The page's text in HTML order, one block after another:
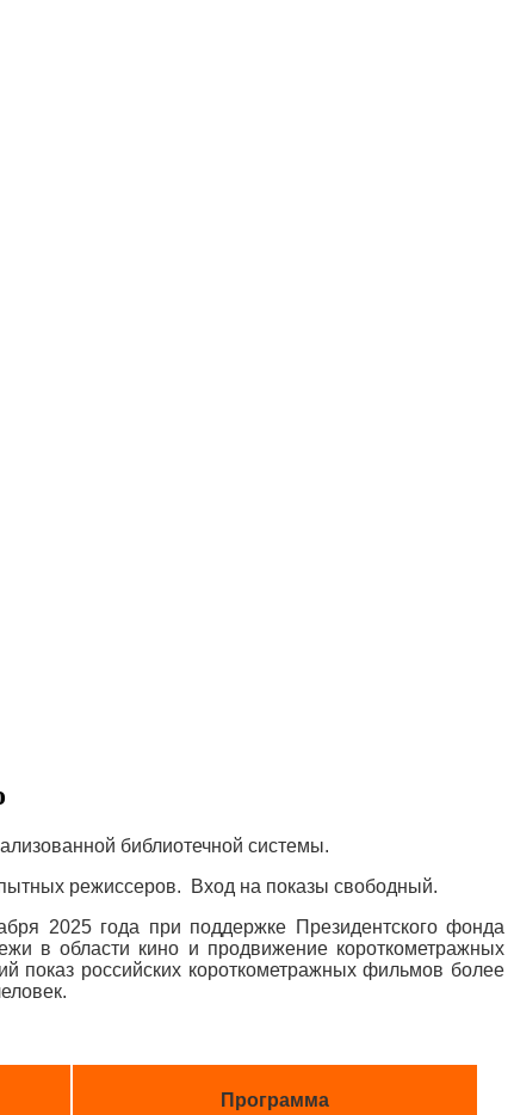
библиотечной системы.
режиссеров. Вход на показы свободный.
2025 года при поддержке Президентского фонда
в области кино и продвижение короткометражных
показ российских короткометражных фильмов более
Программа